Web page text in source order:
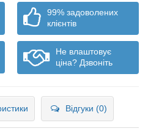
99% задоволених
клієнтів
Не влаштовує
ціна? Дзвоніть
Відгуки (0)